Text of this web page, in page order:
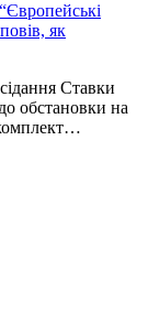
“Європейські
як
Ставки
обстановки на